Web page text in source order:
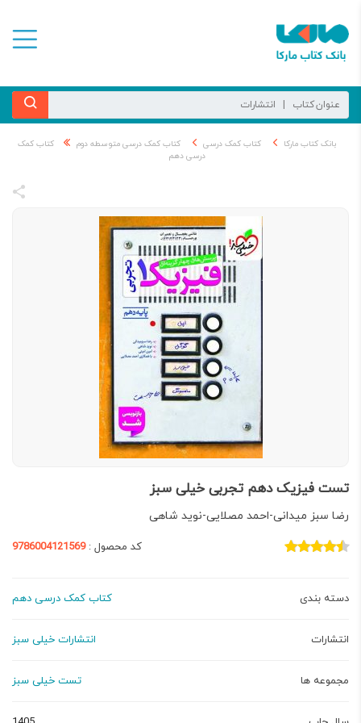
بانک کتاب مارکا کتاب کمک درسی کتاب کمک درسی متوسطه دوم
کتاب کمک
درسی دهم
تست فیزیک دهم تجربی خیلی سبز
رضا سبز میدانی-احمد مصلایی-نوید شاهی
کد محصول :9786004121569
دسته بندی کتاب کمک درسی دهم
انتشارات انتشارات خیلی سبز
مجموعه ها تست خیلی سبز